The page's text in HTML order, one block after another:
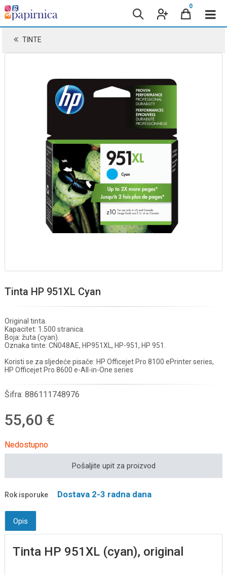
0
TINTE
Tinta HP 951XL Cyan
Original tinta.
Kapacitet: 1.500 stranica.
Boja: žuta (cyan).
Oznaka tinte: CN048AE, HP951XL, HP-951, HP 951.
Koristi se za sljedeće pisače: HP Officejet Pro 8100 ePrinter series,
HP Officejet Pro 8600 e-All-in-One series
Šifra: 886111748976
55,60 €
Nedostupno
Pošaljite upit za proizvod
Rok isporuke Dostava 2-3 radna dana
Opis
Tinta HP 951XL (cyan), original